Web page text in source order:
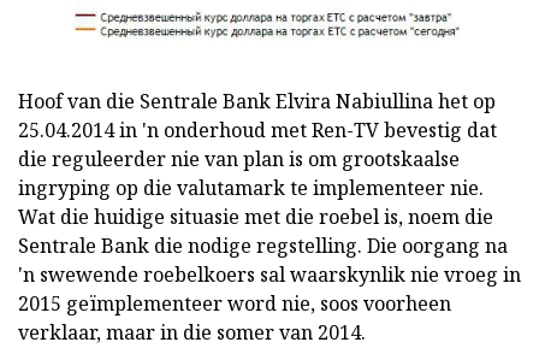
Hoof van die Sentrale Bank Elvira Nabiullina het op
25.04.2014 in 'n onderhoud met Ren-TV bevestig dat
die reguleerder nie van plan is om grootskaalse
ingryping op die valutamark te implementeer nie.
Wat die huidige situasie met die roebel is, noem die
Sentrale Bank die nodige regstelling. Die oorgang na
'n swewende roebelkoers sal waarskynlik nie vroeg in
2015 geïmplementeer word nie, soos voorheen
verklaar, maar in die somer van 2014.